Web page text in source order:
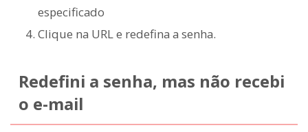
especificado
Clique na URL e redefina a senha.
Redefini a senha, mas não recebi
o e-mail